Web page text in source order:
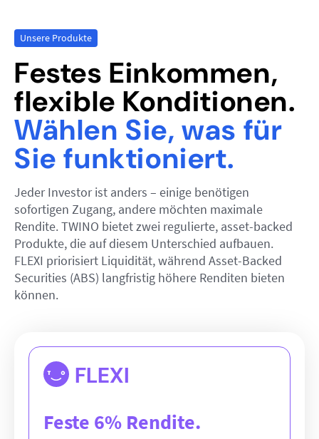
Unsere Produkte
Festes Einkommen,
flexible Konditionen.
Wählen Sie, was für
Sie funktioniert.
Jeder Investor ist anders – einige benötigen
sofortigen Zugang, andere möchten maximale
Rendite. TWINO bietet zwei regulierte, asset-backed
Produkte, die auf diesem Unterschied aufbauen.
FLEXI priorisiert Liquidität, während Asset-Backed
Securities (ABS) langfristig höhere Renditen bieten
können.
FLEXI
Feste 6% Rendite.